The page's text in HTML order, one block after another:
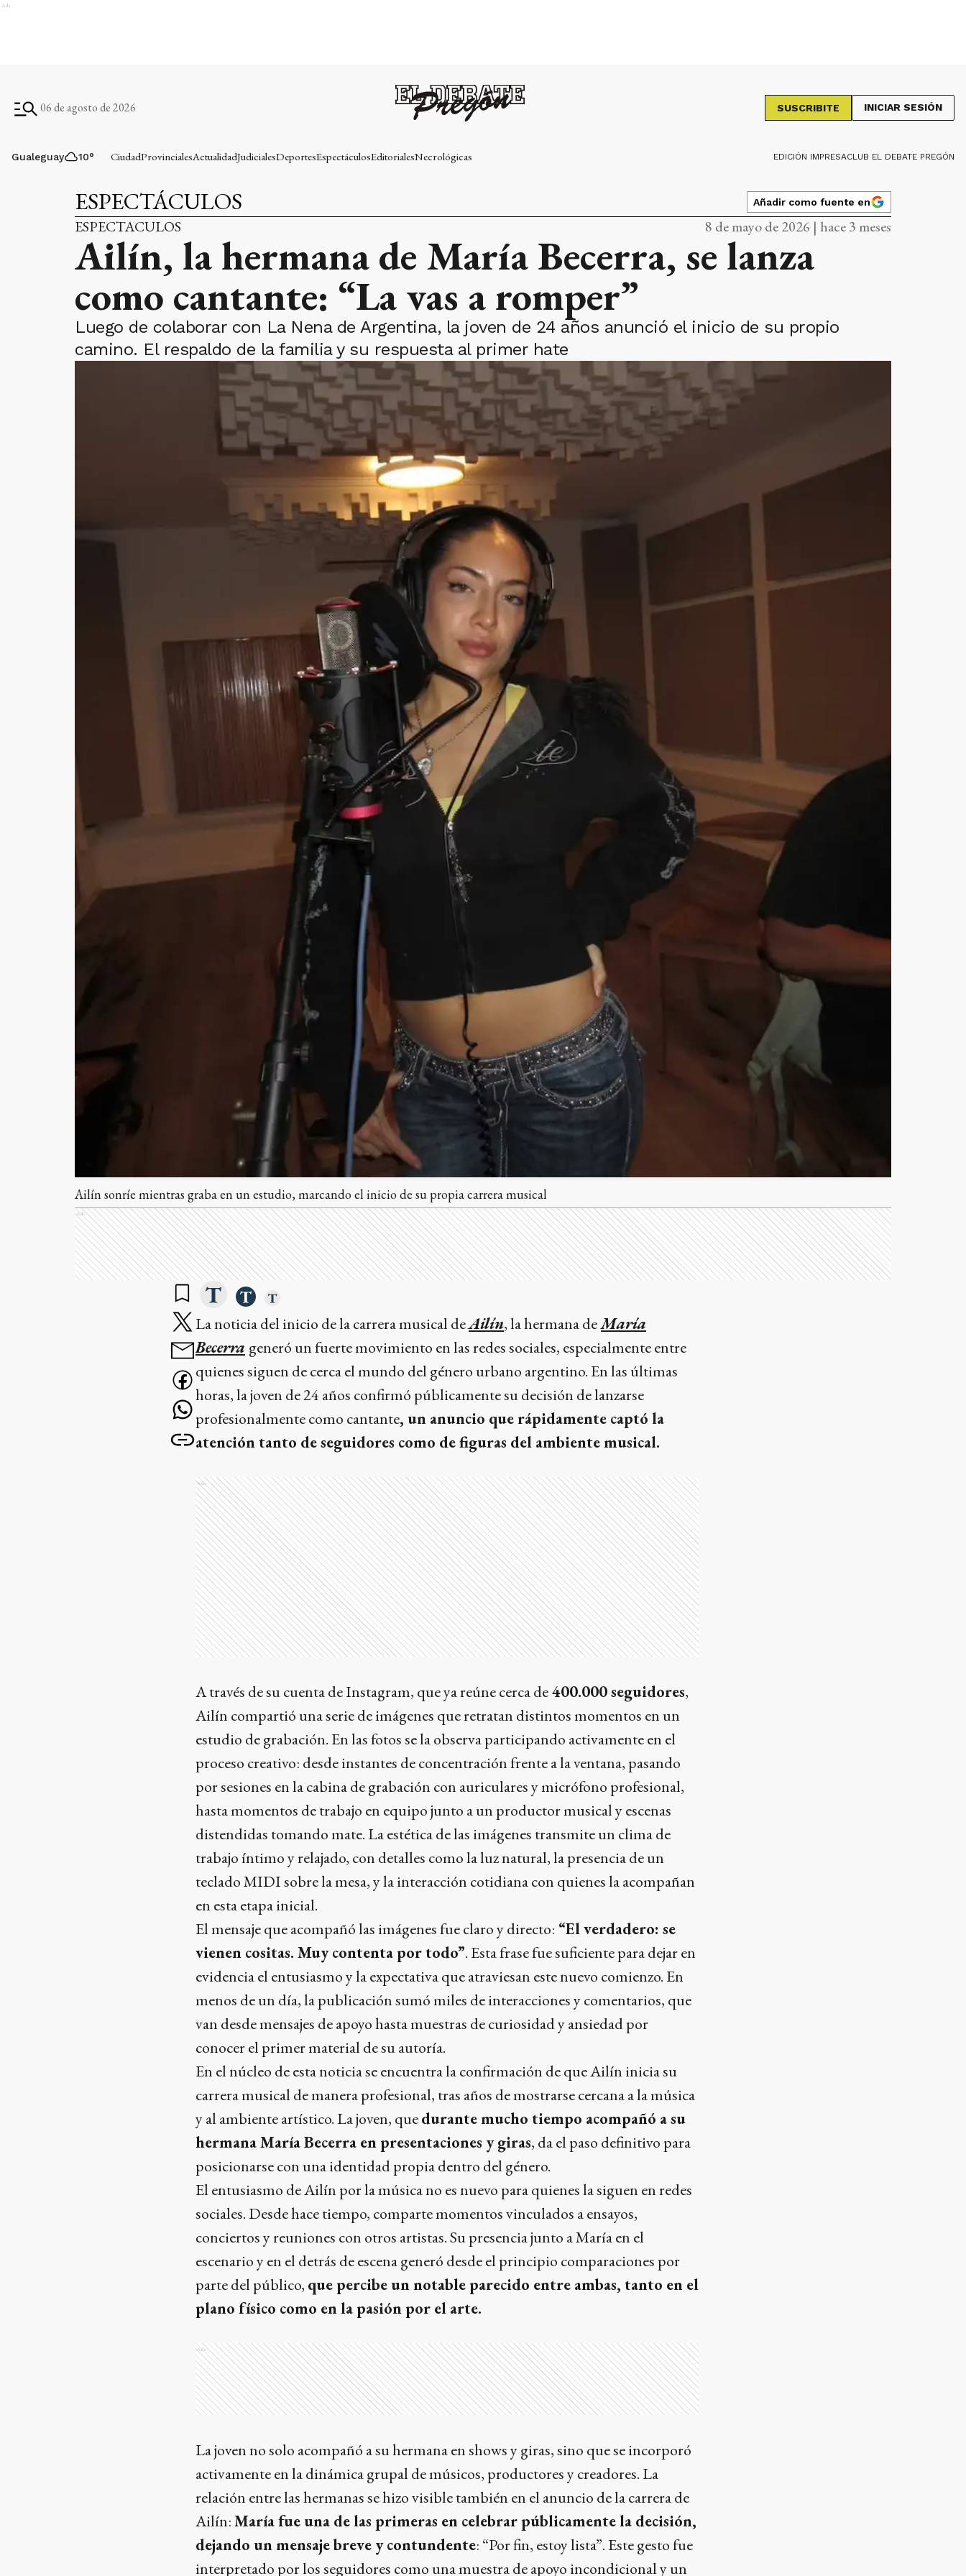
Ads
06 de agosto de 2026 SUSCRIBITE INICIAR SESIÓN
Gualeguay 10° CiudadProvincialesActualidadJudicialesDeportesEspectáculosEditorialesNecrológicas EDICIÓN IMPRESACLUB EL DEBATE PREGÓN
ESPECTÁCULOS Añadir como fuente en
ESPECTACULOS 8 de mayo de 2026 | hace 3 meses
Ailín, la hermana de María Becerra, se lanza
como cantante: “La vas a romper”
Luego de colaborar con La Nena de Argentina, la joven de 24 años anunció el inicio de su propio
camino. El respaldo de la familia y su respuesta al primer hate
Ailín sonríe mientras graba en un estudio, marcando el inicio de su propia carrera musical
Ads
La noticia del inicio de la carrera musical deAilín, la hermana deMaría
Becerra generó un fuerte movimiento en las redes sociales, especialmente entre
quienes siguen de cerca el mundo del género urbano argentino. En las últimas
horas, la joven de 24 años confirmó públicamente su decisión de lanzarse
profesionalmente como cantante, un anuncio que rápidamente captó la
atención tanto de seguidores como de figuras del ambiente musical.
Ads
A través de su cuenta de Instagram, que ya reúne cerca de400.000 seguidores,
Ailín compartió una serie de imágenes que retratan distintos momentos en un
estudio de grabación. En las fotos se la observa participando activamente en el
proceso creativo: desde instantes de concentración frente a la ventana, pasando
por sesiones en la cabina de grabación con auriculares y micrófono profesional,
hasta momentos de trabajo en equipo junto a un productor musical y escenas
distendidas tomando mate. La estética de las imágenes transmite un clima de
trabajo íntimo y relajado, con detalles como la luz natural, la presencia de un
teclado MIDI sobre la mesa, y la interacción cotidiana con quienes la acompañan
en esta etapa inicial.
El mensaje que acompañó las imágenes fue claro y directo: “El verdadero: se
vienen cositas. Muy contenta por todo”. Esta frase fue suficiente para dejar en
evidencia el entusiasmo y la expectativa que atraviesan este nuevo comienzo. En
menos de un día, la publicación sumó miles de interacciones y comentarios, que
van desde mensajes de apoyo hasta muestras de curiosidad y ansiedad por
conocer el primer material de su autoría.
En el núcleo de esta noticia se encuentra la confirmación de que Ailín inicia su
carrera musical de manera profesional, tras años de mostrarse cercana a la música
y al ambiente artístico. La joven, quedurante mucho tiempo acompañó a su
hermana María Becerra en presentaciones y giras, da el paso definitivo para
posicionarse con una identidad propia dentro del género.
El entusiasmo de Ailín por la música no es nuevo para quienes la siguen en redes
sociales. Desde hace tiempo, comparte momentos vinculados a ensayos,
conciertos y reuniones con otros artistas. Su presencia junto a María en el
escenario y en el detrás de escena generó desde el principio comparaciones por
parte del público, que percibe un notable parecido entre ambas, tanto en el
plano físico como en la pasión por el arte.
Ads
La joven no solo acompañó a su hermana en shows y giras, sino que se incorporó
activamente en la dinámica grupal de músicos, productores y creadores. La
relación entre las hermanas se hizo visible también en el anuncio de la carrera de
Ailín:María fue una de las primeras en celebrar públicamente la decisión,
dejando un mensaje breve y contundente: “Por fin, estoy lista”. Este gesto fue
interpretado por los seguidores como una muestra de apoyo incondicional y un